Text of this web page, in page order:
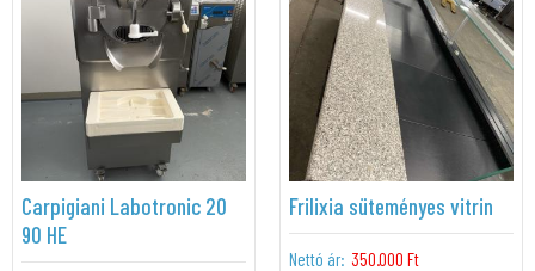
Carpigiani Labotronic 20
90 HE
Frilixia süteményes vitrin
Nettó ár: 350.000 Ft